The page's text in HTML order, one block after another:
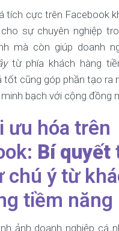
tích cực trên Facebook
sự chuyên nghiệp
mà còn giúp doanh
từ phía khách hàng
tốt cũng góp phần tạo ra
bạch với cộng đồng
ưu hóa trên
Bí quyết
chú ý từ
tiềm năng
ảnh doanh nghiệp cá